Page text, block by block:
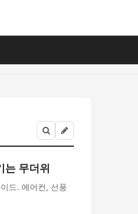
는 무더위
드. 에어컨, 선풍